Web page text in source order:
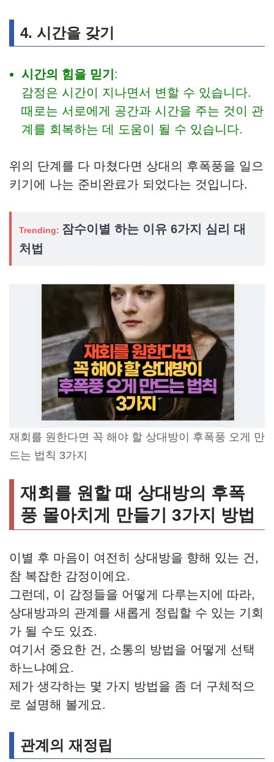
4. 시간을 갖기
시간의 힘을 믿기 :
감정은 시간이 지나면서 변할 수 있습니다.
때로는 서로에게 공간과 시간을 주는 것이 관
계를 회복하는 데 도움이 될 수 있습니다.
위의 단계를 다 마쳤다면 상대의 후폭풍을 일으
키기에 나는 준비완료가 되었다는 것입니다.
Trending: 잠수이별 하는 이유 6가지 심리 대
처법
재회를 원한다면 꼭 해야 할 상대방이 후폭풍 오게 만
드는 법칙 3가지
재회를 원할 때 상대방의 후폭
풍 몰아치게 만들기 3가지 방법
이별 후 마음이 여전히 상대방을 향해 있는 건,
참 복잡한 감정이에요.
그런데, 이 감정들을 어떻게 다루는지에 따라,
상대방과의 관계를 새롭게 정립할 수 있는 기회
가 될 수도 있죠.
여기서 중요한 건, 소통의 방법을 어떻게 선택
하느냐예요.
제가 생각하는 몇 가지 방법을 좀 더 구체적으
로 설명해 볼게요.
관계의 재정립